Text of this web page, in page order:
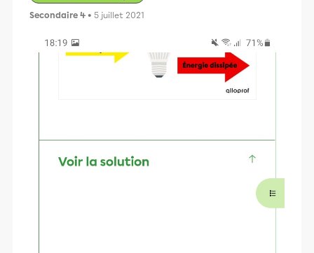
Secondaire 4 • 5 juillet 2021